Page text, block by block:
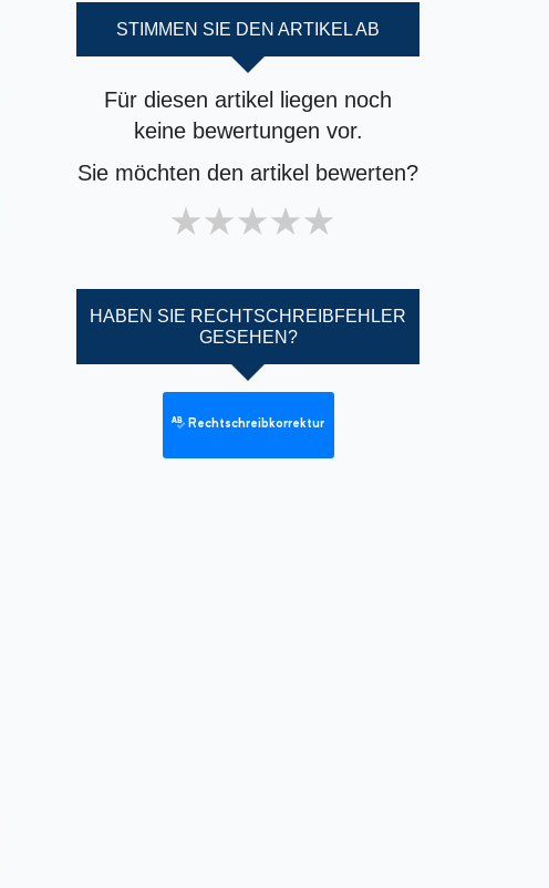
STIMMEN SIE DEN ARTIKEL AB
Für diesen artikel liegen noch
keine bewertungen vor.
Sie möchten den artikel bewerten?
4 stars
3 stars
2 stars
1 star
HABEN SIE RECHTSCHREIBFEHLER
GESEHEN?
Rechtschreibkorrektur